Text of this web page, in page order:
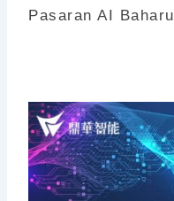
Pasaran AI Baharu